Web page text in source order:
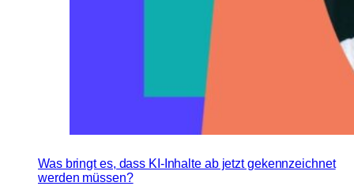
Was bringt es, dass KI-Inhalte ab jetzt gekennzeichnet
werden müssen?